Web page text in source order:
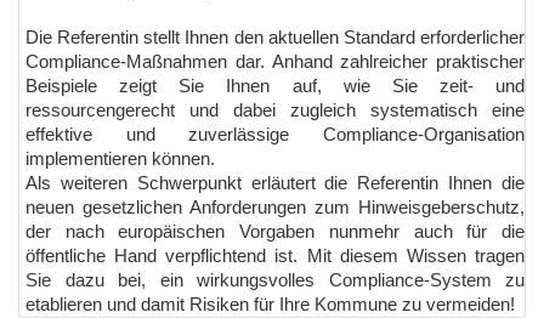
Die Referentin stellt Ihnen den aktuellen Standard erforderlicher
Compliance-Maßnahmen dar. Anhand zahlreicher praktischer
Beispiele zeigt Sie Ihnen auf, wie Sie zeit- und
ressourcengerecht und dabei zugleich systematisch eine
effektive und zuverlässige Compliance-Organisation
implementieren können.
Als weiteren Schwerpunkt erläutert die Referentin Ihnen die
neuen gesetzlichen Anforderungen zum Hinweisgeberschutz,
der nach europäischen Vorgaben nunmehr auch für die
öffentliche Hand verpflichtend ist. Mit diesem Wissen tragen
Sie dazu bei, ein wirkungsvolles Compliance-System zu
etablieren und damit Risiken für Ihre Kommune zu vermeiden!